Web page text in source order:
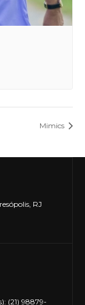
Mimics
RJ
(21) 98879-